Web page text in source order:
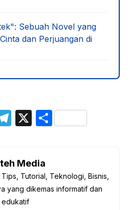
Sebuah Novel yang
dan Perjuangan di
T
gr
a
m
X S
Media
Tutorial, Teknologi, Bisnis,
yang dikemas informatif dan
edukatif